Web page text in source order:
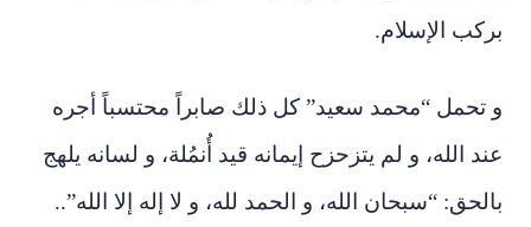
بركب الإسلام.
و تحمل “محمد سعيد” كل ذلك صابراً محتسباً أجره
عند الله، و لم يتزحزح إيمانه قيد أُنمُلة، و لسانه يلهج
بالحق: “سبحان الله، و الحمد لله، و لا إله إلا الله”..